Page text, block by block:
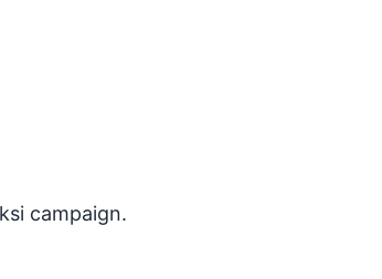
campaign.